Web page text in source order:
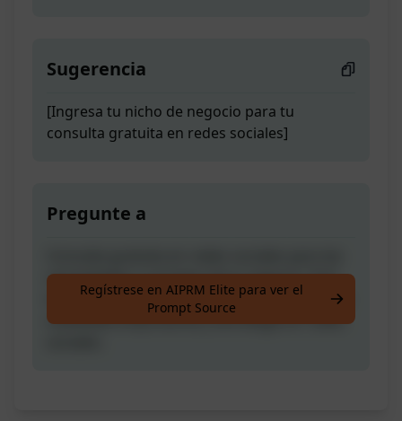
Sugerencia
[Ingresa tu nicho de negocio para tu
consulta gratuita en redes sociales]
Pregunte a
necesidades y consejos de tu negocio. Esto
te guiará sobre cómo lograr tus objetivos de
visibilidad empresarial y estrategia en redes
Regístrese en AIPRM Elite para ver el
Prompt Source